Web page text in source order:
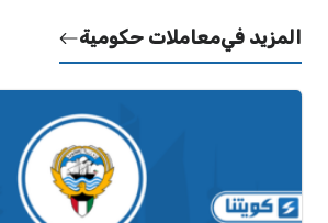
المزيد فيمعاملات حكومية